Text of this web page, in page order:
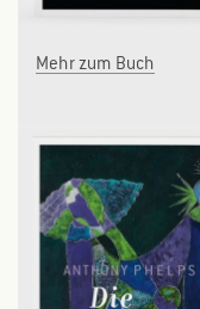
Mehr zum Buch